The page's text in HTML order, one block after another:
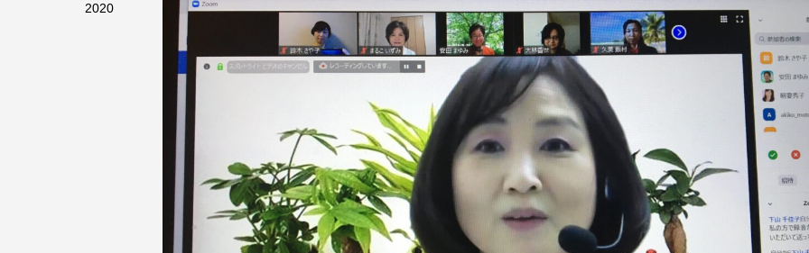
2020
第２回WAFPフェスタ（2024年11
開催）